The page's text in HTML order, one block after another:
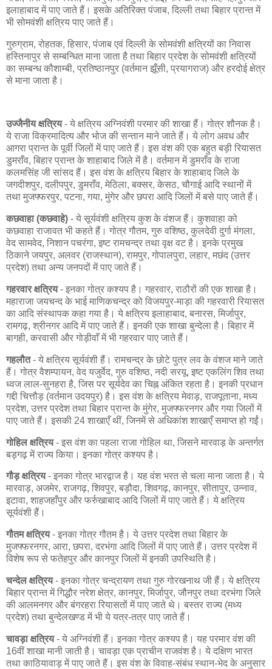
इलाहाबाद में पाए जाते हैं। इसके अतिरिक्त पंजाब, दिल्ली तथा बिहार प्रान्त में
भी सोमवंशी क्षत्रिय पाए जाते हैं।
गुरुग्राम, रोहतक, हिसार, पंजाब एवं दिल्ली के सोमवंशी क्षत्रियों का निवास
हस्तिनापुर से सम्बन्धित माना जाता है तथा बिहार प्रदेश के सोमवंशी क्षत्रियों
का सम्बन्ध कौशाम्बी, प्रतिष्ठानपुर (वर्तमान झूँसी, प्रयागराज) और हरदोई क्षेत्र
से माना जाता है।
उज्जैनीय क्षत्रिय- ये क्षत्रिय अग्निवंशी परमार की शाखा हैं। गोत्र शौनक है।
ये राजा विक्रमादित्य और भोज की सन्तान माने जाते हैं। ये लोग अवध और
आगरा प्रान्त के पूर्वी जिलों में पाए जाते हैं। इस वंश की एक बहुत बड़ी रियासत
डुमराँव, बिहार प्रान्त के शाहाबाद जिले में है। वर्तमान में डुमराँव के राजा
कलमसिंह जी सांसद हैं। इस वंश के क्षत्रिय बिहार के शाहाबाद जिले के
जगदीशपुर, दलीपपुर, डुमराँव, मेठिला, बक्सर, केसठ, चौगाई आदि स्थानों में
तथा मुजफ्फरपुर, पटना, गया, मुंगेर और छपरा आदि जिलों में बसे पाए जाते हैं।
कछवाहा (कछवाहे) - ये सूर्यवंशी क्षत्रिय कुश के वंशज हैं। कुशवाहा को
कछवाहा राजावत भी कहते हैं। गोत्र गौतम, गुरु वशिष्ठ, कुलदेवी दुर्गा मंगला,
वेद सामवेद, निशान पचरंगा, इष्ट रामचन्द्र तथा वृक्ष वट है। इनके प्रमुख
ठिकाने जयपुर, अलवर (राजस्थान), रामपुर, गोपालपुरा, लहार, मछंद (उत्तर
प्रदेश) तथा अन्य जनपदों में पाए जाते हैं।
गहरवार क्षत्रिय- इनका गोत्र कश्यप है। गहरवार, राठौरों की एक शाखा है।
महाराजा जयचन्द के भाई माणिकचन्द्र को विजयपुर-माड़ा की गहरवारी रियासत
का आदि संस्थापक कहा गया है। ये क्षत्रिय इलाहाबाद, बनारस, मिर्जापुर,
रामगढ़, श्रीनगर आदि में पाए जाते हैं। इनकी एक शाखा बुन्देला है। बिहार में
बागही, करवासी और गोड़ीवाँ में भी गहरवार पाए जाते हैं।
गहलौत- ये क्षत्रिय सूर्यवंशी हैं। रामचन्द्र के छोटे पुत्र लव के वंशज माने जाते
हैं। गोत्र वैशम्पायन, वेद यजुर्वेद, गुरु वशिष्ठ, नदी सरयू, इष्ट एकलिंग शिव तथा
ध्वज लाल-सुनहरा है, जिस पर सूर्यदेव का चिह्न अंकित रहता है। इनकी प्रधान
गद्दी चित्तौड़ (वर्तमान उदयपुर) है। इस वंश के क्षत्रिय मेवाड़, राजपूताना, मध्य
प्रदेश, उत्तर प्रदेश तथा बिहार प्रान्त के मुंगेर, मुजफ्फरनगर और गया जिलों में
पाए जाते हैं। इसकी 24 शाखाएँ थीं, जिनमें से अधिकांश शाखाएँ समाप्त हो गईं।
गोहिल क्षत्रिय- इस वंश का पहला राजा गोहिल था, जिसने मारवाड़ के अन्तर्गत
बड़गढ़ में राज्य किया। इनका गोत्र कश्यप है।
गौड़ क्षत्रिय- इनका गोत्र भारद्वाज है। यह वंश भरत से चला माना जाता है। ये
मारवाड़, अजमेर, राजगढ़, शिवपुर, बड़ौदा, शिवगढ़, कानपुर, सीतापुर, उन्नाव,
इटावा, शाहजहाँपुर और फर्रुखाबाद आदि जिलों में पाए जाते हैं। ये क्षत्रिय
सूर्यवंशी हैं।
गौतम क्षत्रिय- इनका गोत्र गौतम है। ये उत्तर प्रदेश तथा बिहार के
मुजफ्फरनगर, आरा, छपरा, दरभंगा आदि जिलों में पाए जाते हैं। उत्तर प्रदेश में
विशेष रूप से फतेहपुर और कानपुर जिलों में इनकी उपस्थिति है।
चन्देल क्षत्रिय- इनका गोत्र चन्द्रायण तथा गुरु गोरखनाथ जी हैं। ये क्षत्रिय
बिहार प्रान्त में गिद्धौर नरेश क्षेत्र, कानपुर, मिर्जापुर, जौनपुर तथा दरभंगा जिले
की आलमनगर और बंगरहरा रियासतों में पाए जाते थे। बस्तर राज्य (मध्य
प्रदेश) तथा बुन्देलखण्ड में भी ये यत्र-तत्र पाए जाते हैं।
चावड़ा क्षत्रिय- ये अग्निवंशी हैं। इनका गोत्र कश्यप है। यह परमार वंश की
16वीं शाखा मानी जाती है। चावड़ा एक प्राचीन राजवंश है। ये दक्षिण भारत
तथा काठियावाड़ में पाए जाते हैं। इस वंश के विवाह-संबंध स्थान-भेद के अनुसार